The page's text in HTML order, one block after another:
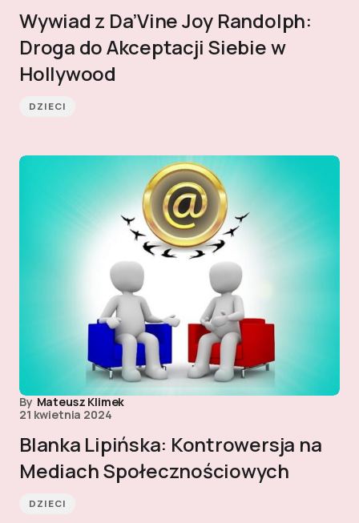
Wywiad z Da’Vine Joy Randolph:
Droga do Akceptacji Siebie w
Hollywood
DZIECI
By Mateusz Klimek
21 kwietnia 2024
Blanka Lipińska: Kontrowersja na
Mediach Społecznościowych
DZIECI